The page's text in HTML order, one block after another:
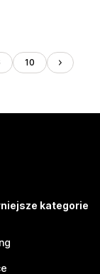
10
kategorie